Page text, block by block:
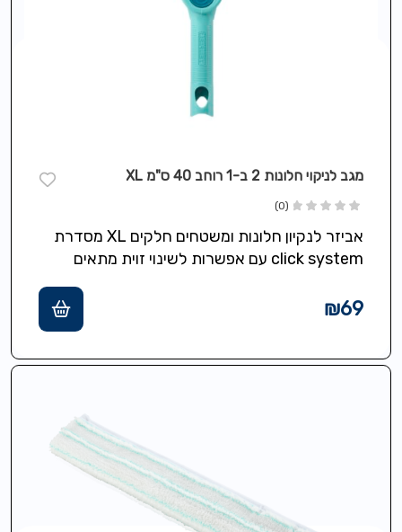
מגב לניקוי חלונות 2 ב-1 רוחב 40 ס"מ XL
(0)
אביזר לנקיון חלונות ומשטחים חלקים XL מסדרת
click system עם אפשרות לשינוי זוית מתאים
₪69